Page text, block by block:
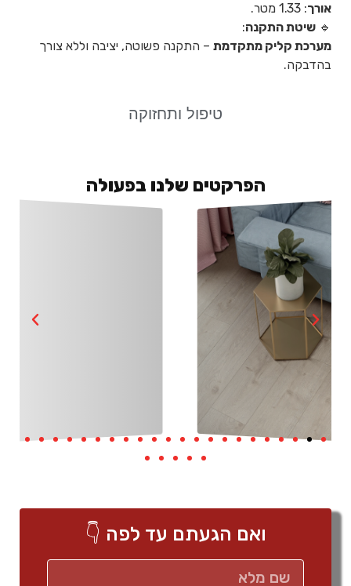
טיפול ותחזוקה
אורך: 1.33 מטר.
🔹 שיטת התקנה:
מערכת קליק מתקדמת – התקנה פשוטה, יציבה וללא צורך
בהדבקה.
הפרקטים שלנו בפעולה
ואם הגעתם עד לפה 👇